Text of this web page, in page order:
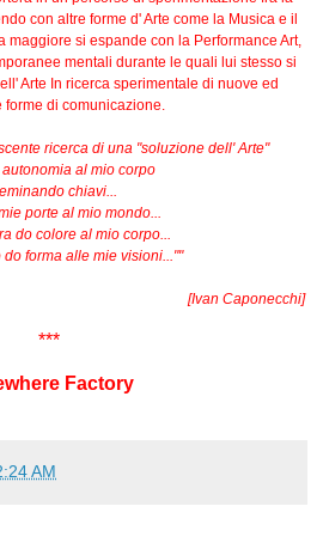
con altre forme d' Arte come la Musica e il
maggiore si espande con la Performance Art,
mentali durante le quali lui stesso si
Arte In ricerca sperimentale di nuove ed
forme di comunicazione.
ricerca di una "soluzione dell' Arte"
al mio corpo
chiavi...
porte al mio mondo...
do colore al mio corpo...
do forma alle mie visioni...""
[Ivan Caponecchi]
***
Factory
AM